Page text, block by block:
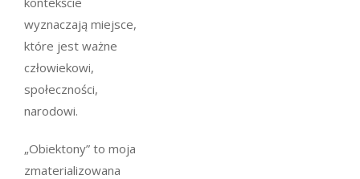
wyznaczają miejsce,
które jest ważne
człowiekowi,
społeczności,
narodowi.
„Obiektony” to moja
zmaterializowana